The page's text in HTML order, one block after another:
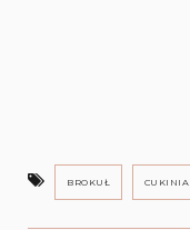
BROKUŁ CUKINIA